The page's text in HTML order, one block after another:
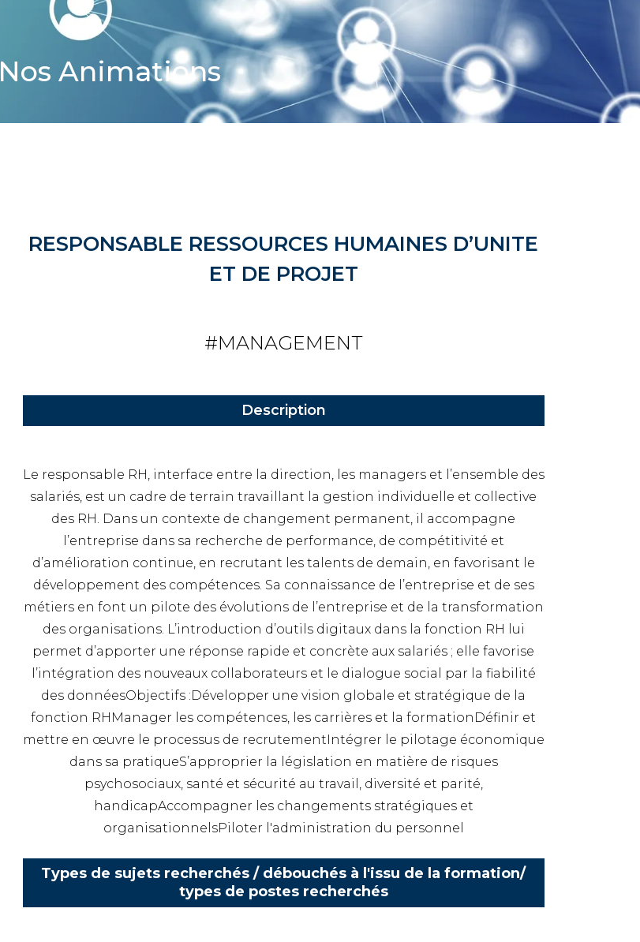
Nos Animations
RESPONSABLE RESSOURCES HUMAINES D’UNITE
ET DE PROJET
#MANAGEMENT
Description
Le responsable RH, interface entre la direction, les managers et l’ensemble des
salariés, est un cadre de terrain travaillant la gestion individuelle et collective
des RH. Dans un contexte de changement permanent, il accompagne
l’entreprise dans sa recherche de performance, de compétitivité et
d’amélioration continue, en recrutant les talents de demain, en favorisant le
développement des compétences. Sa connaissance de l’entreprise et de ses
métiers en font un pilote des évolutions de l’entreprise et de la transformation
des organisations. L’introduction d’outils digitaux dans la fonction RH lui
permet d’apporter une réponse rapide et concrète aux salariés ; elle favorise
l’intégration des nouveaux collaborateurs et le dialogue social par la fiabilité
des donnéesObjectifs :Développer une vision globale et stratégique de la
fonction RHManager les compétences, les carrières et la formationDéfinir et
mettre en œuvre le processus de recrutementIntégrer le pilotage économique
dans sa pratiqueS’approprier la législation en matière de risques
psychosociaux, santé et sécurité au travail, diversité et parité,
handicapAccompagner les changements stratégiques et
organisationnelsPiloter l'administration du personnel
Types de sujets recherchés / débouchés à l'issu de la formation/
types de postes recherchés